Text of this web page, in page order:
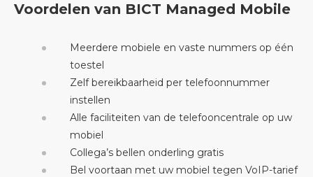
Voordelen van BICT Managed Mobile
Meerdere mobiele en vaste nummers op één
toestel
Zelf bereikbaarheid per telefoonnummer
instellen
Alle faciliteiten van de telefooncentrale op uw
mobiel
Collega’s bellen onderling gratis
Bel voortaan met uw mobiel tegen VoIP-tarief